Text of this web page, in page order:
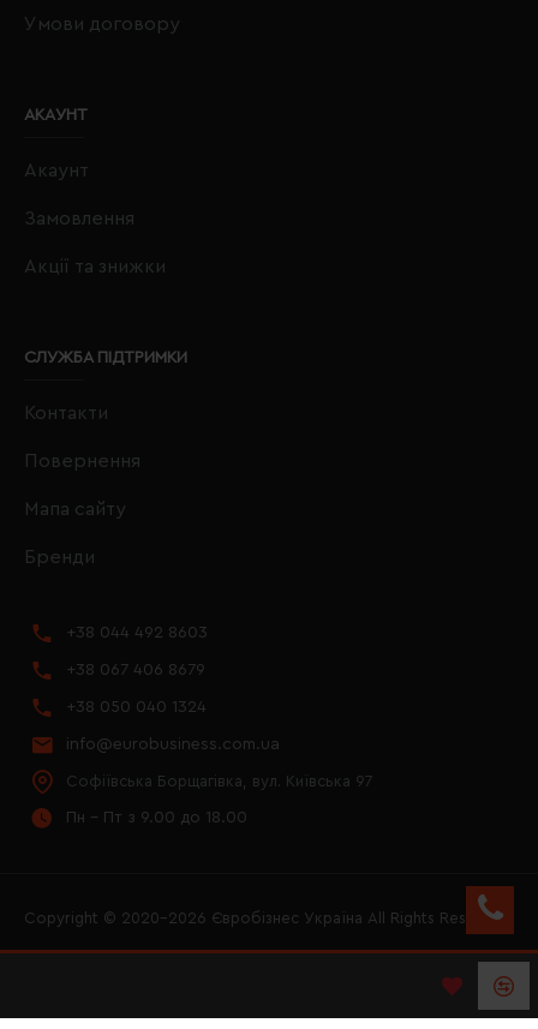
Умови договору
АКАУНТ
Акаунт
Замовлення
Акції та знижки
СЛУЖБА ПІДТРИМКИ
Контакти
Повернення
Мапа сайту
Бренди
+38 044 492 8603
+38 067 406 8679
+38 050 040 1324
info@eurobusiness.com.ua
Софіївська Борщагівка, вул. Київська 97
Пн - Пт з 9.00 до 18.00
Copyright © 2020–2026 Євробізнес Україна All Rights Reserved
LOGO ЄВРОБІЗНЕС